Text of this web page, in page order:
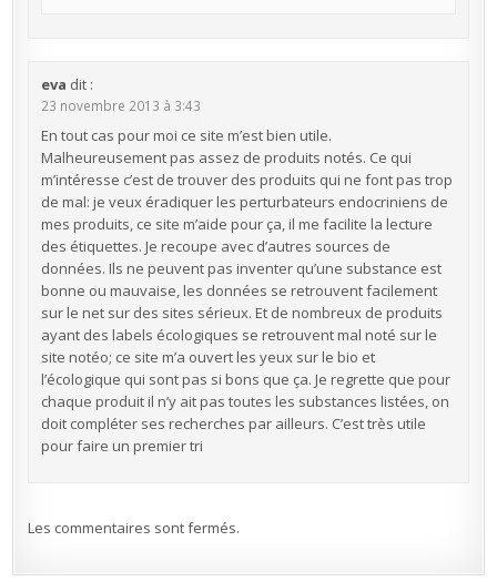
eva dit :
23 novembre 2013 à 3:43
En tout cas pour moi ce site m’est bien utile.
Malheureusement pas assez de produits notés. Ce qui
m’intéresse c’est de trouver des produits qui ne font pas trop
de mal: je veux éradiquer les perturbateurs endocriniens de
mes produits, ce site m’aide pour ça, il me facilite la lecture
des étiquettes. Je recoupe avec d’autres sources de
données. Ils ne peuvent pas inventer qu’une substance est
bonne ou mauvaise, les données se retrouvent facilement
sur le net sur des sites sérieux. Et de nombreux de produits
ayant des labels écologiques se retrouvent mal noté sur le
site notéo; ce site m’a ouvert les yeux sur le bio et
l’écologique qui sont pas si bons que ça. Je regrette que pour
chaque produit il n’y ait pas toutes les substances listées, on
doit compléter ses recherches par ailleurs. C’est très utile
pour faire un premier tri
Les commentaires sont fermés.